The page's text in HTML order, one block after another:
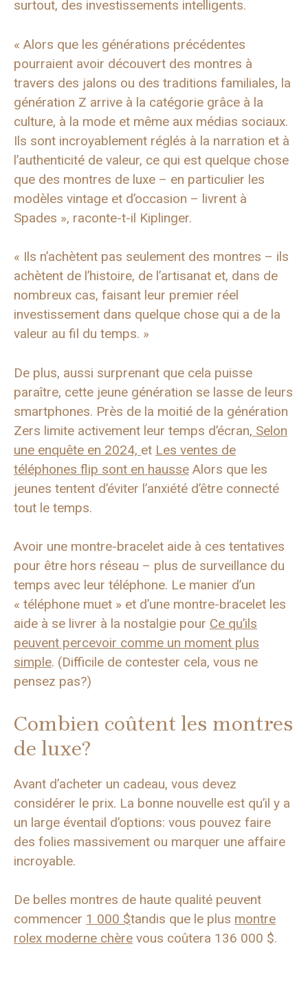
surtout, des investissements intelligents.
« Alors que les générations précédentes
pourraient avoir découvert des montres à
travers des jalons ou des traditions familiales, la
génération Z arrive à la catégorie grâce à la
culture, à la mode et même aux médias sociaux.
Ils sont incroyablement réglés à la narration et à
l’authenticité de valeur, ce qui est quelque chose
que des montres de luxe – en particulier les
modèles vintage et d’occasion – livrent à
Spades », raconte-t-il Kiplinger.
« Ils n’achètent pas seulement des montres – ils
achètent de l’histoire, de l’artisanat et, dans de
nombreux cas, faisant leur premier réel
investissement dans quelque chose qui a de la
valeur au fil du temps. »
De plus, aussi surprenant que cela puisse
paraître, cette jeune génération se lasse de leurs
smartphones. Près de la moitié de la génération
Zers limite activement leur temps d’écran, Selon
une enquête en 2024, et Les ventes de
téléphones flip sont en hausse Alors que les
jeunes tentent d’éviter l’anxiété d’être connecté
tout le temps.
Avoir une montre-bracelet aide à ces tentatives
pour être hors réseau – plus de surveillance du
temps avec leur téléphone. Le manier d’un
« téléphone muet » et d’une montre-bracelet les
aide à se livrer à la nostalgie pour Ce qu’ils
peuvent percevoir comme un moment plus
simple. (Difficile de contester cela, vous ne
pensez pas?)
Combien coûtent les montres
de luxe?
Avant d’acheter un cadeau, vous devez
considérer le prix. La bonne nouvelle est qu’il y a
un large éventail d’options: vous pouvez faire
des folies massivement ou marquer une affaire
incroyable.
De belles montres de haute qualité peuvent
commencer 1 000 $tandis que le plus montre
rolex moderne chère vous coûtera 136 000 $.